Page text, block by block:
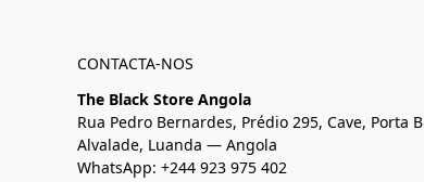
CONTACTA-NOS
The Black Store Angola
Rua Pedro Bernardes, Prédio 295, Cave, Porta B
Alvalade, Luanda — Angola
WhatsApp: +244 923 975 402